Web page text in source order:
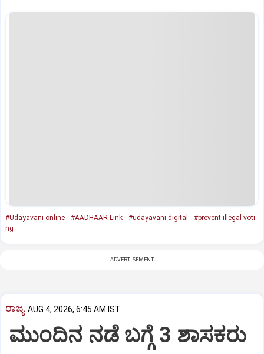
#Udayavani online #AADHAAR Link #udayavani digital
#prevent illegal voti
ng
ADVERTISEMENT
ರಾಜ್ಯ AUG 4, 2026, 6:45 AM IST
ಮುಂದಿನ ನಡೆ ಬಗ್ಗೆ 3 ಶಾಸಕರು